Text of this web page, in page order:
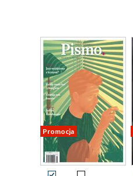
Promocja